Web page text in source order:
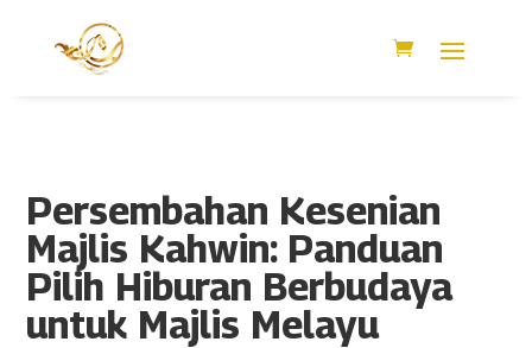
Persembahan Kesenian
Majlis Kahwin: Panduan
Pilih Hiburan Berbudaya
untuk Majlis Melayu